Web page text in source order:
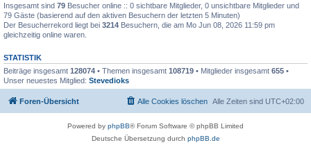
Insgesamt sind 79 Besucher online :: 0 sichtbare Mitglieder, 0 unsichtbare Mitglieder und
79 Gäste (basierend auf den aktiven Besuchern der letzten 5 Minuten)
Der Besucherrekord liegt bei 3214 Besuchern, die am Mo Jun 08, 2026 11:59 pm
gleichzeitig online waren.
STATISTIK
Beiträge insgesamt 128074 • Themen insgesamt 108719 • Mitglieder insgesamt 655 •
Unser neuestes Mitglied: Stevedioks
Foren-Übersicht Alle Zeiten sind UTC+02:00
Alle Cookies löschen
Powered by phpBB® Forum Software © phpBB Limited
Deutsche Übersetzung durch phpBB.de